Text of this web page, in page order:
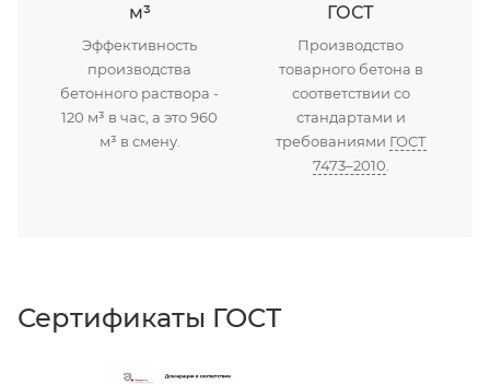
м³
Эффективность
производства
бетонного раствора -
120 м³ в час, а это 960
м³ в смену.
ГОСТ
Производство
товарного бетона в
соответствии со
стандартами и
требованиями ГОСТ
7473–2010
Сертификаты ГОСТ